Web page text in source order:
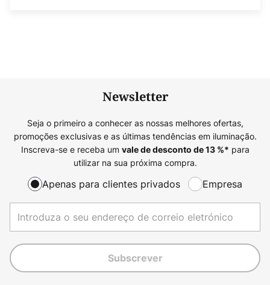
Newsletter
Seja o primeiro a conhecer as nossas melhores ofertas,
promoções exclusivas e as últimas tendências em iluminação.
Inscreva-se e receba um vale de desconto de13%* para
utilizar na sua próxima compra.
Apenas para clientes privados Empresa
Subscrever